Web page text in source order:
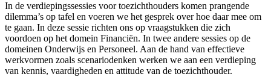
In de verdiepingssessies voor toezichthouders komen prangende
dilemma’s op tafel en voeren we het gesprek over hoe daar mee om
te gaan. In deze sessie richten ons op vraagstukken die zich
voordoen op het domein Financiën. In twee andere sessies op de
domeinen Onderwijs en Personeel. Aan de hand van effectieve
werkvormen zoals scenariodenken werken we aan een verdieping
van kennis, vaardigheden en attitude van de toezichthouder.